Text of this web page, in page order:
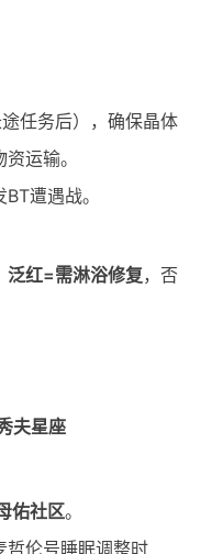
任务后），确保晶体
运输。
遭遇战。
泛红=需淋浴修复，否
夫星座
佑社区。
哲伦号睡眠调整时